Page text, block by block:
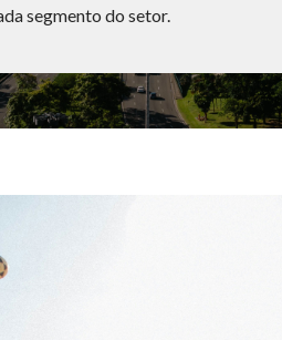
segmento do setor.